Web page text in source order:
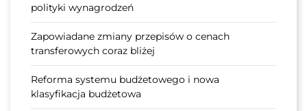
polityki wynagrodzeń
Zapowiadane zmiany przepisów o cenach
transferowych coraz bliżej
Reforma systemu budżetowego i nowa
klasyfikacja budżetowa